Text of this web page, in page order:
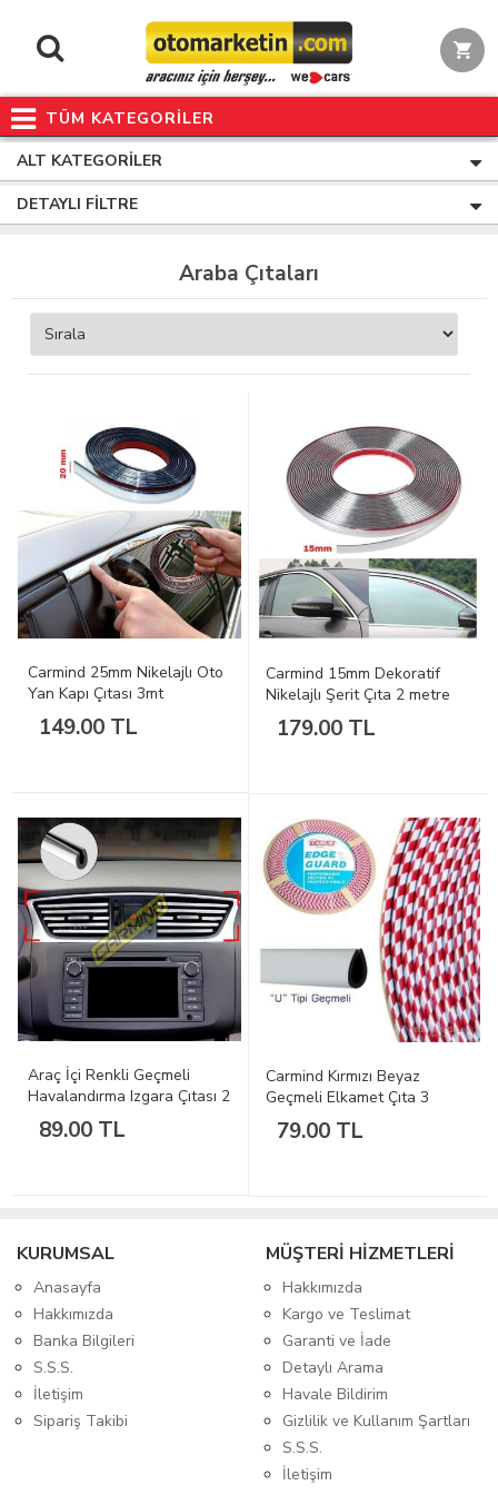
TÜM KATEGORİLER
ALT KATEGORILER
DETAYLI FILTRE
Araba Çıtaları
Carmind 25mm Nikelajlı Oto
Yan Kapı Çıtası 3mt
149.00 TL
Carmind 15mm Dekoratif
Nikelajlı Şerit Çıta 2 metre
179.00 TL
Araç İçi Renkli Geçmeli
Havalandırma Izgara Çıtası 2
mt89.00 TL
Carmind Kırmızı Beyaz
Geçmeli Elkamet Çıta 3
metre
79.00 TL
KURUMSAL
Anasayfa
Hakkımızda
Banka Bilgileri
S.S.S.
İletişim
Sipariş Takibi
MÜŞTERİ HİZMETLERİ
Hakkımızda
Kargo ve Teslimat
Garanti ve İade
Detaylı Arama
Havale Bildirim
Gizlilik ve Kullanım Şartları
S.S.S.
İletişim